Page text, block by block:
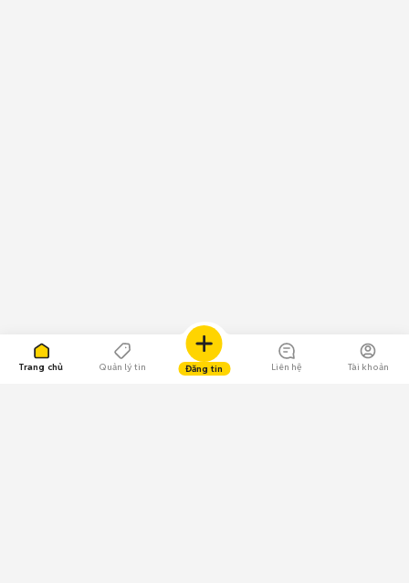
Trang chủ Quản lý tin Đăng tin Liên hệ Tài khoản